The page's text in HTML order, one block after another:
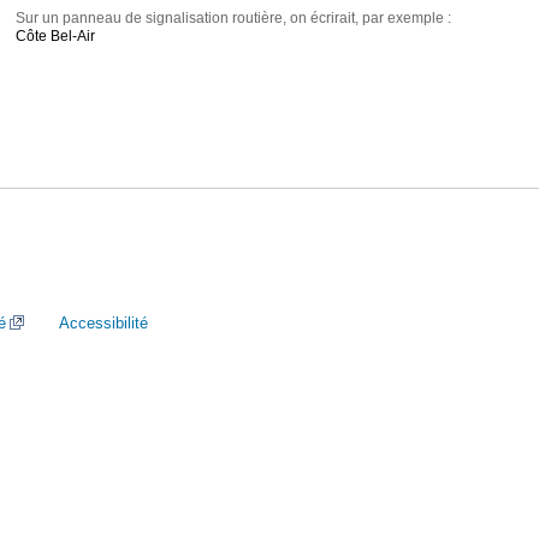
Sur un panneau de signalisation routière, on écrirait, par exemple :
Côte Bel-Air
Accessibilité